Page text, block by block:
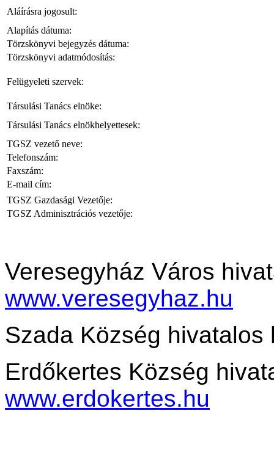
Aláírásra jogosult:
Alapítás dátuma:
Törzskönyvi bejegyzés dátuma:
Törzskönyvi adatmódosítás:
Felügyeleti szervek:
Társulási Tanács elnöke:
Társulási Tanács elnökhelyettesek:
TGSZ vezető neve:
Telefonszám:
Faxszám:
E-mail cím:
TGSZ Gazdasági Vezetője:
TGSZ Adminisztrációs vezetője:
Veresegyház Város
www.veresegyhaz.hu
Szada Község
Erdőkertes Község
www.erdokertes.hu